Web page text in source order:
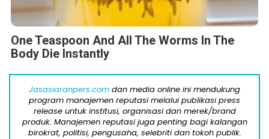
One Teaspoon And All The Worms In The
Body Die Instantly
Jasasiaranpers.com dan media online ini mendukung
program manajemen reputasi melalui publikasi press
release untuk institusi, organisasi dan merek/brand
produk. Manajemen reputasi juga penting bagi kalangan
birokrat, politisi, pengusaha, selebriti dan tokoh publik.